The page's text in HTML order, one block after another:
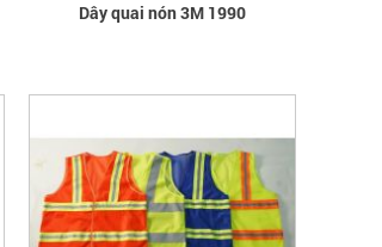
quần áo bảo hộ - Hội nghị Mạng thông
tin quốc gia về ATVSLĐ lần thứ 16
Hướng dẫn chọn mua và sử dụng
Dây quai nón 3M 1990